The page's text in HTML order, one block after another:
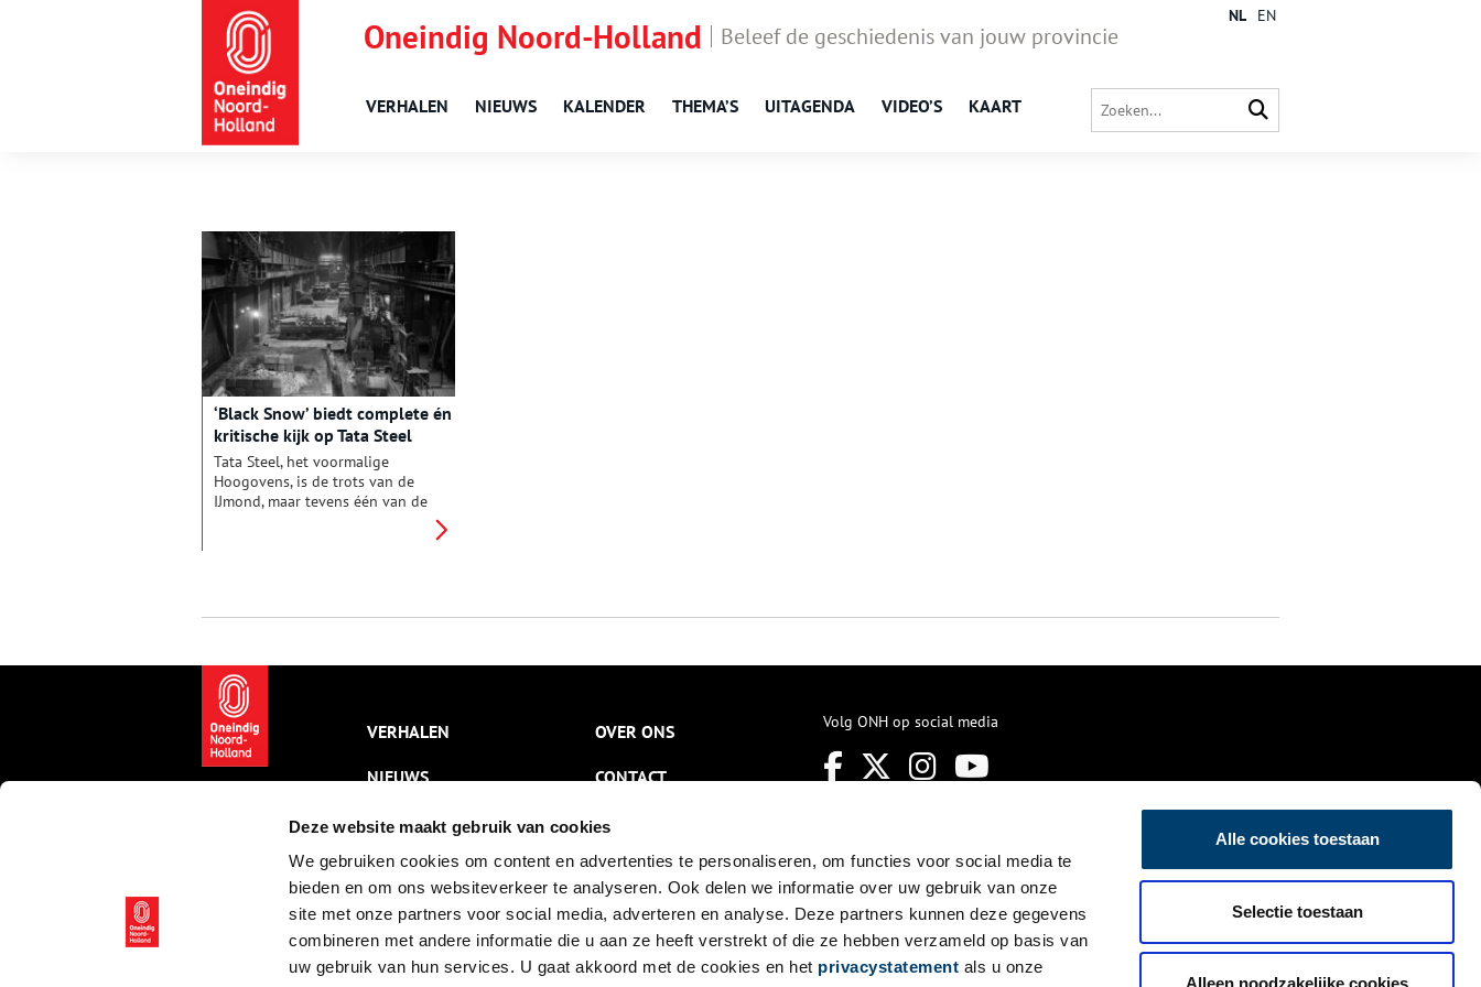
Deze website maakt gebruik van cookies
We gebruiken cookies om content en advertenties te personaliseren, om functies voor social media te
bieden en om ons websiteverkeer te analyseren. Ook delen we informatie over uw gebruik van onze
site met onze partners voor social media, adverteren en analyse. Deze partners kunnen deze gegevens
combineren met andere informatie die u aan ze heeft verstrekt of die ze hebben verzameld op basis van
uw gebruik van hun services. U gaat akkoord met de cookies en het privacystatement als u onze
Alle cookies toestaan
Selectie toestaan
Alleen noodzakelijke cookies
Oneindig Noord-Holland Beleef de geschiedenis van jouw provincie
VERHALEN NIEUWS KALENDER THEMA’S UITAGENDA VIDEO’S KAART
NL EN
‘Black Snow’ biedt complete én
kritische kijk op Tata Steel
Tata Steel, het voormalige
Hoogovens, is de trots van de
IJmond, maar tevens één van de
Museum te zien.
VERHALEN
NIEUWS
KALENDER
THEMA’S
ACTIVITEITEN
VIDEO’S
OVER ONS
CONTACT
NIEUWSBRIEF
DISCLAIMER
PRIVACY
TOEGANKELIJKHEID
Volg ONH op social media